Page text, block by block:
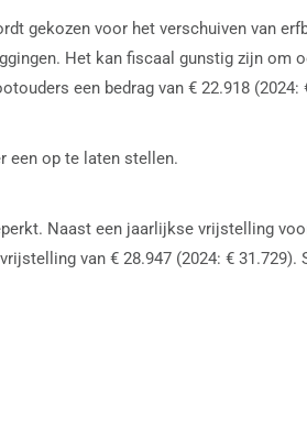
gekozen voor het verschuiven van
Het kan fiscaal gunstig zijn om
een bedrag van € 22.918 (2024:
een op te laten stellen.
Naast een jaarlijkse vrijstelling
van € 28.947 (2024: € 31.729).